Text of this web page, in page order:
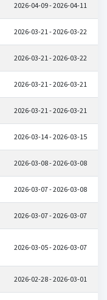
2026-04-09 - 2026-04-11
2026-03-21 - 2026-03-22
2026-03-21 - 2026-03-22
2026-03-21 - 2026-03-21
2026-03-21 - 2026-03-21
2026-03-14 - 2026-03-15
2026-03-08 - 2026-03-08
2026-03-07 - 2026-03-08
2026-03-07 - 2026-03-07
2026-03-05 - 2026-03-07
2026-02-28 - 2026-03-01